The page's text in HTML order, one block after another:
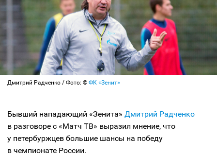
Дмитрий Радченко / Фото: © ФК «Зенит»
Бывший нападающий «Зенита» Дмитрий Радченко
в разговоре с «Матч ТВ» выразил мнение, что
у петербуржцев большие шансы на победу
в чемпионате России.